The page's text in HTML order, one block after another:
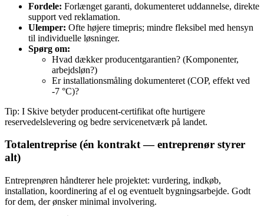
Fordele: Forlænget garanti, dokumenteret uddannelse, direkte
support ved reklamation.
Ulemper: Ofte højere timepris; mindre fleksibel med hensyn
til individuelle løsninger.
Spørg om:
Hvad dækker producentgarantien? (Komponenter,
arbejdsløn?)
Er installationsmåling dokumenteret (COP, effekt ved
-7 °C)?
Tip: I Skive betyder producent‑certifikat ofte hurtigere
reservedelslevering og bedre servicenetværk på landet.
Totalentreprise (én kontrakt — entreprenør styrer
alt)
Entreprenøren håndterer hele projektet: vurdering, indkøb,
installation, koordinering af el og eventuelt bygningsarbejde. Godt
for dem, der ønsker minimal involvering.